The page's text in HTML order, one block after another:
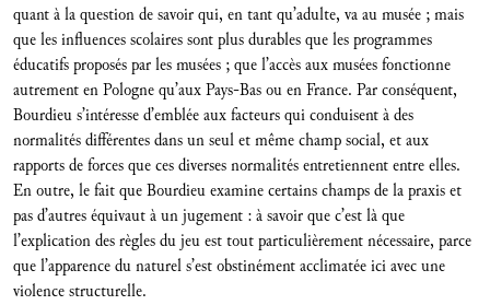
quant à la question de savoir qui, en tant qu’adulte, va au musée ; mais
que les influences scolaires sont plus durables que les programmes
éducatifs proposés par les musées ; que l’accès aux musées fonctionne
autrement en Pologne qu’aux Pays-Bas ou en France. Par conséquent,
Bourdieu s’intéresse d’emblée aux facteurs qui conduisent à des
normalités différentes dans un seul et même champ social, et aux
rapports de forces que ces diverses normalités entretiennent entre elles.
En outre, le fait que Bourdieu examine certains champs de la praxis et
pas d’autres équivaut à un jugement : à savoir que c’est là que
l’explication des règles du jeu est tout particulièrement nécessaire, parce
que l’apparence du naturel s’est obstinément acclimatée ici avec une
violence structurelle.